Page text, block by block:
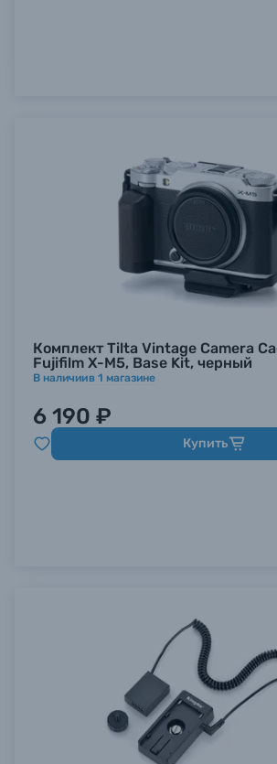
Комплект Tilta Vintage Camera
Fujifilm X-M5, Base Kit, черный
В наличиив 1 магазине
6 190 ₽
Купить